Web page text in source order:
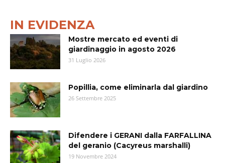
IN EVIDENZA
Mostre mercato ed eventi di
giardinaggio in agosto 2026
31 Luglio 2026
Popillia, come eliminarla dal giardino
26 Settembre 2025
Difendere i GERANI dalla FARFALLINA
del geranio (Cacyreus marshalli)
19 Novembre 2024